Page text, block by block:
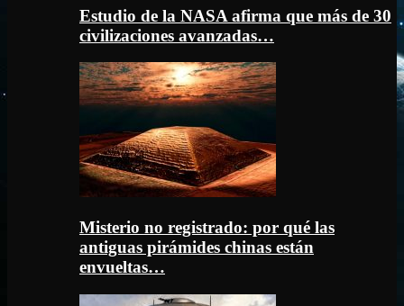
Estudio de la NASA afirma que más de 30
civilizaciones avanzadas…
Misterio no registrado: por qué las
antiguas pirámides chinas están
envueltas…